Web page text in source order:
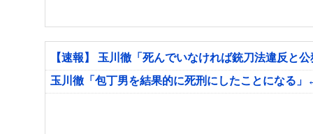
【速報】 玉川徹「死んでいなければ銃刀法違反と
玉川徹「包丁男を結果的に死刑にしたことになる